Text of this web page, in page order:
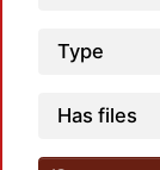
Type
Has files